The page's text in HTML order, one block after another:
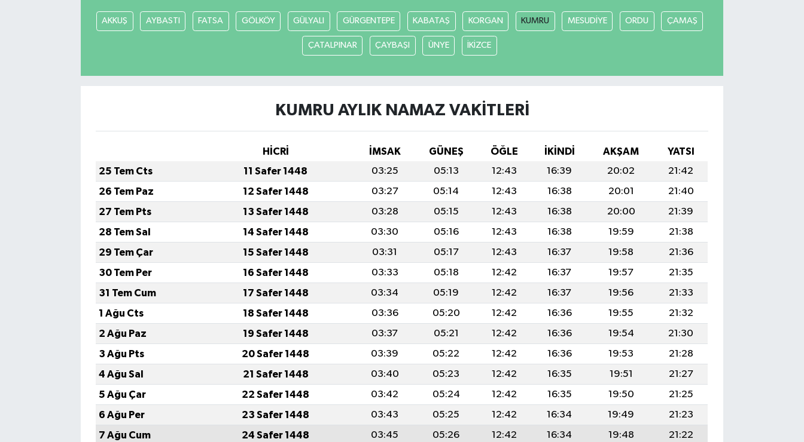
AKKUŞ AYBASTI FATSA GÖLKÖY GÜLYALI GÜRGENTEPE KABATAŞ KORGAN KUMRU MESUDİYE ORDU ÇAMAŞ
ÇATALPINAR ÇAYBAŞI ÜNYE İKİZCE
KUMRU AYLIK NAMAZ VAKITLERI
HİCRİ İMSAK GÜNEŞ ÖĞLE İKINDI AKŞAM
YATSI
25 Tem Cts
11 Safer 1448 03:25 05:13 12:43 16:39 20:02
21:42
26 Tem Paz
12 Safer 1448 03:27 05:14 12:43 16:38 20:01
21:40
27 Tem Pts
13 Safer 1448 03:28 05:15 12:43 16:38 20:00
21:39
28 Tem Sal
14 Safer 1448 03:30 05:16 12:43 16:38 19:59
21:38
29 Tem Çar
15 Safer 1448 03:31 05:17 12:43 16:37 19:58
21:36
30 Tem Per
16 Safer 1448 03:33 05:18 12:42 16:37 19:57
21:35
31 Tem Cum
17 Safer 1448 03:34 05:19 12:42 16:37 19:56
21:33
1 Ağu Cts
18 Safer 1448 03:36 05:20 12:42 16:36 19:55
21:32
2 Ağu Paz
19 Safer 1448 03:37 05:21 12:42 16:36 19:54
21:30
3 Ağu Pts
20 Safer 1448 03:39 05:22 12:42 16:36 19:53
21:28
4 Ağu Sal
21 Safer 1448 03:40 05:23 12:42 16:35 19:51
21:27
5 Ağu Çar
22 Safer 1448 03:42 05:24 12:42 16:35 19:50
21:25
6 Ağu Per
23 Safer 1448 03:43 05:25 12:42 16:34 19:49
21:23
7 Ağu Cum
24 Safer 1448 03:45 05:26 12:42 16:34 19:48
21:22